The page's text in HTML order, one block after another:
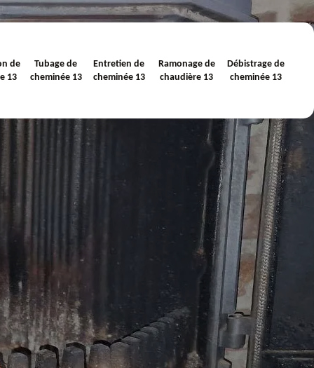
de
13
Tubage de
cheminée 13
Entretien de
cheminée 13
Ramonage de
chaudière 13
Débistrage de
cheminée 13